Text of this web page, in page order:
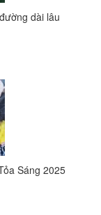
dài lâu
Sáng 2025